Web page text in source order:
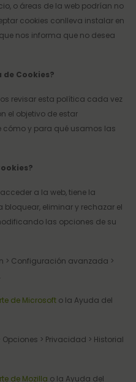
o áreas de la web podrían no
cookies conlleva instalar en
nos informa que no desea
Cookies?
revisar esta política cada vez
el objetivo de estar
y para qué usamos las
a la web, tiene la
eliminar y rechazar el
las opciones de su
> Configuración avanzada >
de Microsoft o la Ayuda del
Opciones > Privacidad > Historial
de Mozilla o la Ayuda del